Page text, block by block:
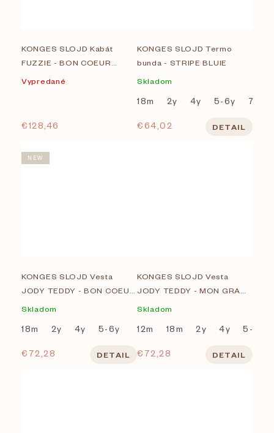
KONGES SLOJD Kabát
FUZZIE - BON COEUR
Vypredané
€128,46
KONGES SLOJD Termo
bunda - STRIPE BLUIE
Skladom
18m 2y 4y 5-6y 7-8Y
€64,02 DETAIL
NEW
KONGES SLOJD Vesta
JODY TEDDY - BON COEUR
Skladom
18m 2y 4y 5-6y
€72,28 DETAIL
KONGES SLOJD Vesta
JODY TEDDY - MON GRAND
Skladom
12m 18m 2y 4y 5-6y
€72,28 DETAIL